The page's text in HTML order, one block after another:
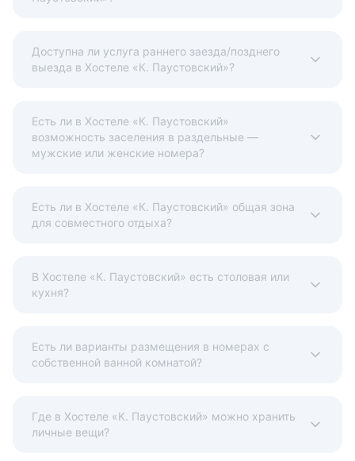
Доступна ли услуга раннего заезда/позднего
выезда в Хостеле «К. Паустовский»?
Есть ли в Хостеле «К. Паустовский»
возможность заселения в раздельные —
мужские или женские номера?
Есть ли в Хостеле «К. Паустовский» общая зона
для совместного отдыха?
В Хостеле «К. Паустовский» есть столовая или
кухня?
Есть ли варианты размещения в номерах с
собственной ванной комнатой?
Где в Хостеле «К. Паустовский» можно хранить
личные вещи?